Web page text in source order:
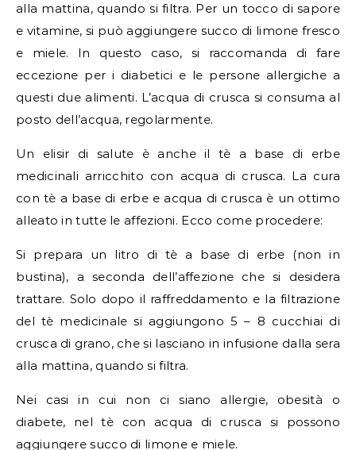
alla mattina, quando si filtra. Per un tocco di sapore
e vitamine, si può aggiungere succo di limone fresco
e miele. In questo caso, si raccomanda di fare
eccezione per i diabetici e le persone allergiche a
questi due alimenti. L’acqua di crusca si consuma al
posto dell’acqua, regolarmente.
Un elisir di salute è anche il tè a base di erbe
medicinali arricchito con acqua di crusca. La cura
con tè a base di erbe e acqua di crusca è un ottimo
alleato in tutte le affezioni. Ecco come procedere:
Si prepara un litro di tè a base di erbe (non in
bustina), a seconda dell’affezione che si desidera
trattare. Solo dopo il raffreddamento e la filtrazione
del tè medicinale si aggiungono 5 – 8 cucchiai di
crusca di grano, che si lasciano in infusione dalla sera
alla mattina, quando si filtra.
Nei casi in cui non ci siano allergie, obesità o
diabete, nel tè con acqua di crusca si possono
aggiungere succo di limone e miele.